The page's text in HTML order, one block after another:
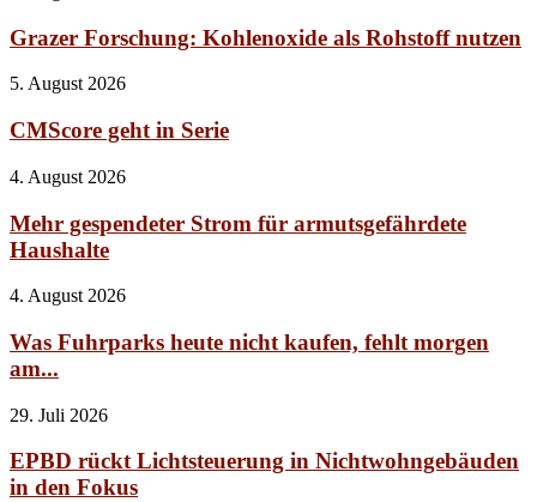
Grazer Forschung: Kohlenoxide als Rohstoff nutzen
5. August 2026
CMScore geht in Serie
4. August 2026
Mehr gespendeter Strom für armutsgefährdete
Haushalte
4. August 2026
Was Fuhrparks heute nicht kaufen, fehlt morgen
am...
29. Juli 2026
EPBD rückt Lichtsteuerung in Nichtwohngebäuden
in den Fokus